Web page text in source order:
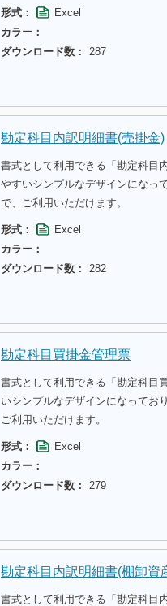
形式：
Excel
カラー：
ダウンロード数：
287
勘定科目内訳明細書(売掛金)
書式として利用できる「勘定科目
やすいシンプルなデザインになっ
で、ご利用いただけます。
形式：
Excel
カラー：
ダウンロード数：
282
勘定科目買掛金管理票
書式として利用できる「勘定科目
いシンプルなデザインになってお
ご利用いただけます。
形式：
Excel
カラー：
ダウンロード数：
279
勘定科目内訳明細書(棚卸資
書式として利用できる「勘定科目